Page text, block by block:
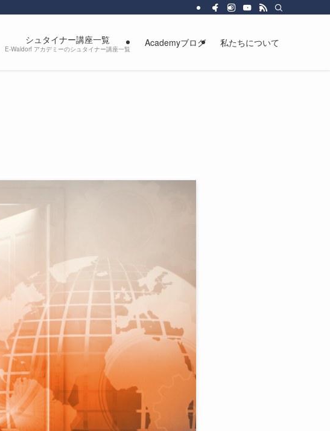
。感性を磨き、より豊かに自由に生きるための人間教育を行っています。
シュタイナー講座一覧
E-Waldorf アカデミーのシュタイナー講座一覧
Academyブログ 私たちについて